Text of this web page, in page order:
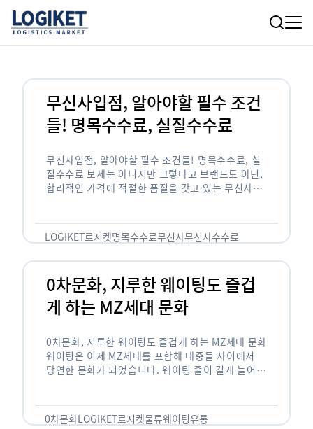
무신사입점, 알아야할 필수 조건
들! 명목수수료, 실질수수료
무신사입점, 알아야할 필수 조건들! 명목수수료, 실
질수수료 보세는 아니지만 그렇다고 브랜드도 아닌,
합리적인 가격에 적절한 품질을 갖고 있는 무신사!
LOGIKET로지켓명목수수료무신사무신사수수료
0차문화, 지루한 웨이팅도 즐겁
게 하는 MZ세대 문화
0차문화, 지루한 웨이팅도 즐겁게 하는 MZ세대 문화
웨이팅은 이제 MZ세대를 포함해 대중들 사이에서
당연한 문화가 되었습니다. 웨이팅 줄이 길게 늘어서
0차문화LOGIKET로지켓물류웨이팅유통